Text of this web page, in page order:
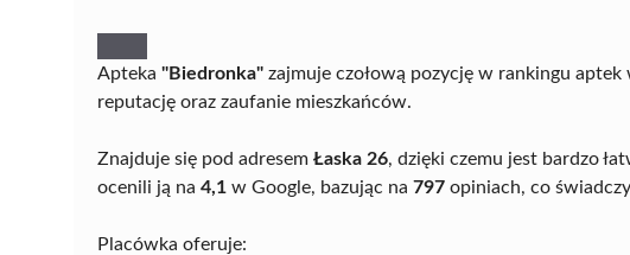
Apteka "Biedronka" zajmuje czołową pozycję w rankingu
reputację oraz zaufanie mieszkańców.
Znajduje się pod adresem Łaska 26, dzięki czemu jest bardzo
ocenili ją na 4,1 w Google, bazując na 797 opiniach, co
Placówka oferuje: